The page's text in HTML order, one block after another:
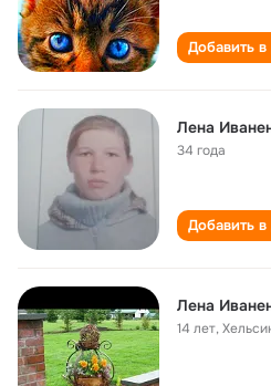
Добавить в
Лена
34 года
Добавить в
Лена
14 лет,